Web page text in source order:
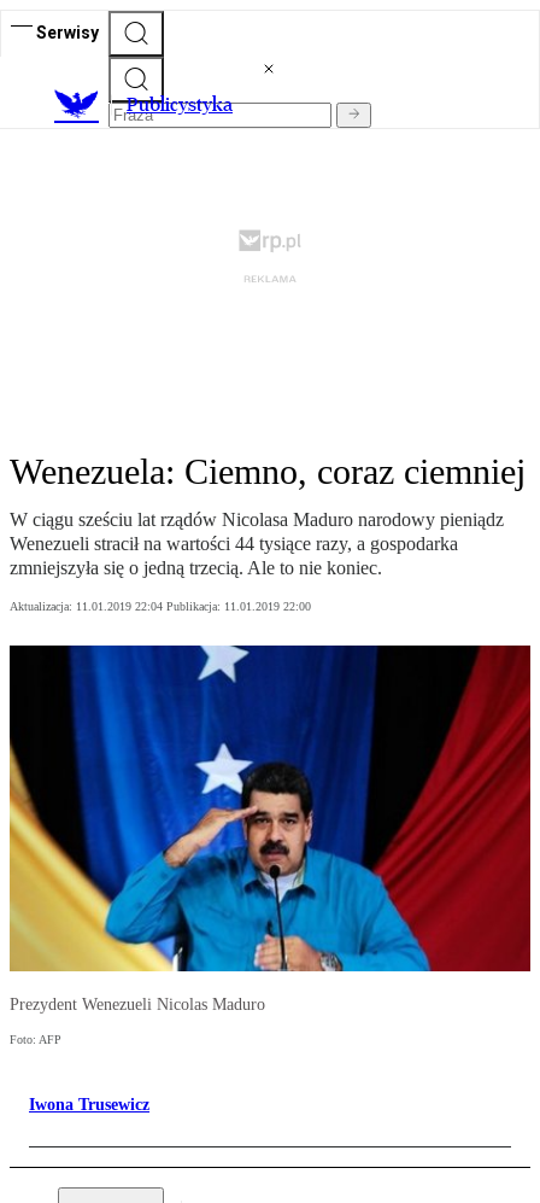
Serwisy
Publicystyka
Wenezuela: Ciemno, coraz ciemniej
W ciągu sześciu lat rządów Nicolasa Maduro narodowy pieniądz
Wenezueli stracił na wartości 44 tysiące razy, a gospodarka
zmniejszyła się o jedną trzecią. Ale to nie koniec.
Aktualizacja: 11.01.2019 22:04 Publikacja: 11.01.2019 22:00
Prezydent Wenezueli Nicolas Maduro
Foto: AFP
Iwona Trusewicz